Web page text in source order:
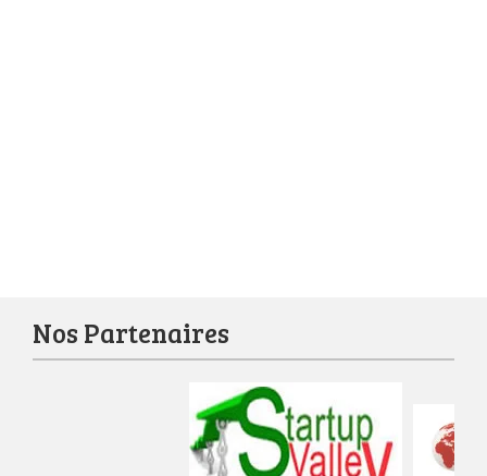
Nos Partenaires